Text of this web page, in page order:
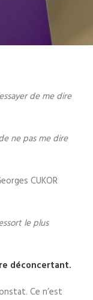
de me dire
ne pas me dire
CUKOR
le plus
déconcertant.
Ce n’est